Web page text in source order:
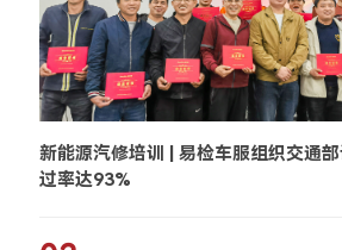
新能源汽修培训 | 易检车服组织交通
过率达93%